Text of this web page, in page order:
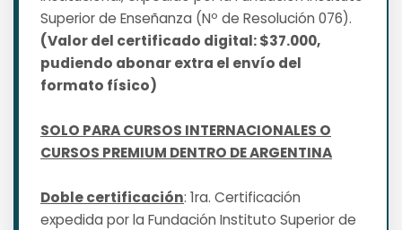
Superior de Enseñanza (Nº de Resolución 076).
(Valor del certificado digital: $37.000,
pudiendo abonar extra el envío del
formato físico)
SOLO PARA CURSOS INTERNACIONALES O
CURSOS PREMIUM DENTRO DE ARGENTINA
Doble certificación: 1ra. Certificación
expedida por la Fundación Instituto Superior de